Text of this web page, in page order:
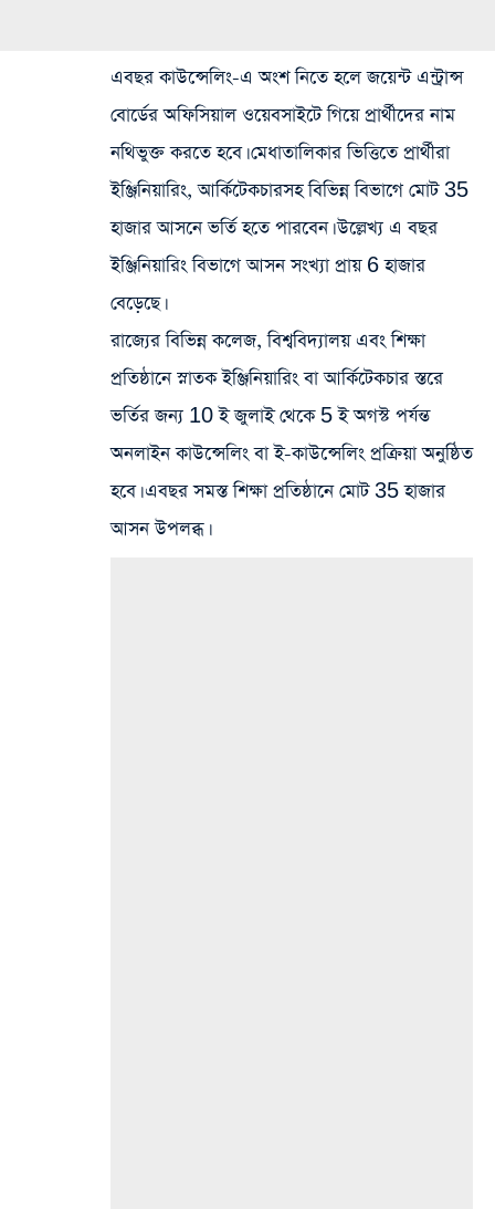
এবছর কাউন্সেলিং-এ অংশ নিতে হলে জয়েন্ট এন্ট্রান্স
বোর্ডের অফিসিয়াল ওয়েবসাইটে গিয়ে প্রার্থীদের নাম
নথিভুক্ত করতে হবে। মেধাতালিকার ভিত্তিতে প্রার্থীরা
ইঞ্জিনিয়ারিং, আর্কিটেকচারসহ বিভিন্ন বিভাগে মোট 35
হাজার আসনে ভর্তি হতে পারবেন। উল্লেখ্য এ বছর
ইঞ্জিনিয়ারিং বিভাগে আসন সংখ্যা প্রায় 6 হাজার
বেড়েছে।
রাজ্যের বিভিন্ন কলেজ, বিশ্ববিদ্যালয় এবং শিক্ষা
প্রতিষ্ঠানে স্নাতক ইঞ্জিনিয়ারিং বা আর্কিটেকচার স্তরে
ভর্তির জন্য 10 ই জুলাই থেকে 5 ই অগস্ট পর্যন্ত
অনলাইন কাউন্সেলিং বা ই-কাউন্সেলিং প্রক্রিয়া অনুষ্ঠিত
হবে। এবছর সমস্ত শিক্ষা প্রতিষ্ঠানে মোট 35 হাজার
আসন উপলব্ধ।